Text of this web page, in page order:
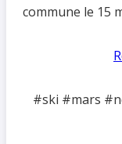
commune le 15
#ski #mars